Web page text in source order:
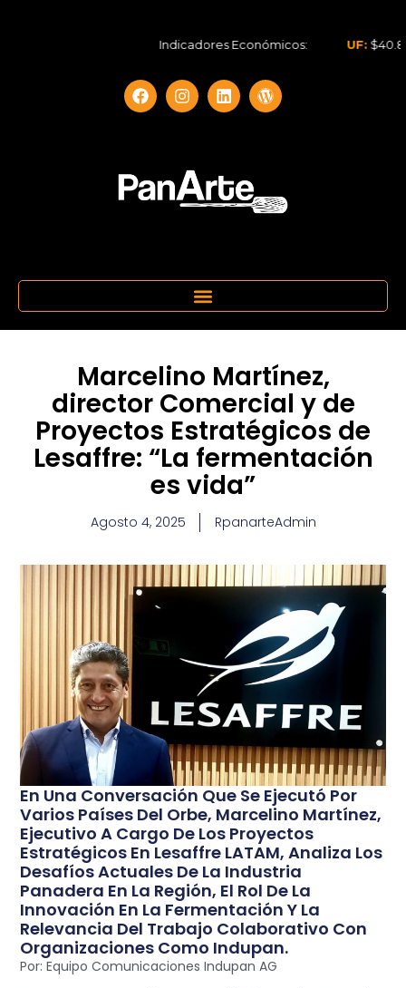
Indicadores Económicos: UF: $40.844,79
Marcelino Martínez,
director Comercial y de
Proyectos Estratégicos de
Lesaffre: “La fermentación
es vida”
Agosto 4, 2025 RpanarteAdmin
En Una Conversación Que Se Ejecutó Por
Varios Países Del Orbe, Marcelino Martínez,
Ejecutivo A Cargo De Los Proyectos
Estratégicos En Lesaffre LATAM, Analiza Los
Desafíos Actuales De La Industria
Panadera En La Región, El Rol De La
Innovación En La Fermentación Y La
Relevancia Del Trabajo Colaborativo Con
Organizaciones Como Indupan.
Por: Equipo Comunicaciones Indupan AG